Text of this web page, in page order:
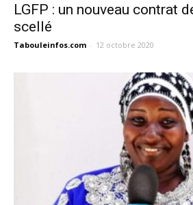
LGFP : un nouveau contrat
scellé
Tabouleinfos.com - 12 octobre 2020